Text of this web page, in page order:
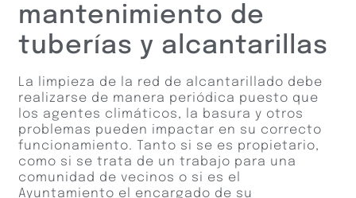
mantenimiento de
tuberías y alcantarillas
La limpieza de la red de alcantarillado debe
realizarse de manera periódica puesto que
los agentes climáticos, la basura y otros
problemas pueden impactar en su correcto
funcionamiento. Tanto si se es propietario,
como si se trata de un trabajo para una
comunidad de vecinos o si es el
Ayuntamiento el encargado de su